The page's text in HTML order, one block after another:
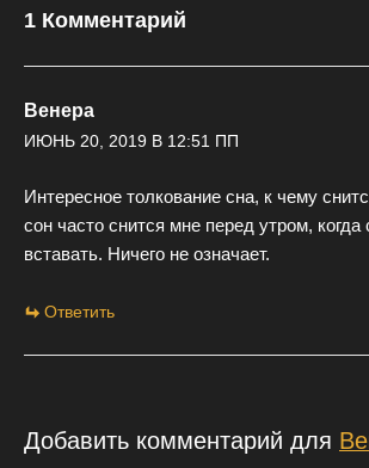
1 Комментарий
Венера
ИЮНЬ 20, 2019 В 12:51 ПП
Интересное толкование сна, к чему
сон часто снится мне перед утром, когда
вставать. Ничего не означает.
Ответить
Добавить комментарий для